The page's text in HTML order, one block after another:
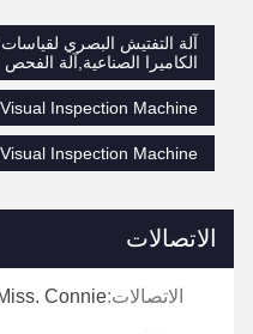
الكاميرا الصناعية,آلة
Inspection Machine
Inspection Machine
الاتصالات
الاتصالات:Connie